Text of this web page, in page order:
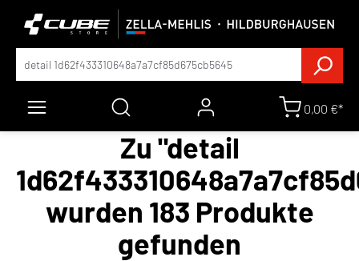
0,00 €*
Zu "detail
wurden 183 Produkte
gefunden